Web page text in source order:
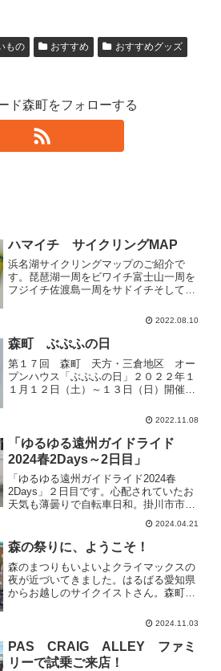
もの おすすめ
おすすめグッズ
ド森町をフォローする
ハマイチ サイクリングMAP
浜名湖サイクリングマップのご紹介で
す。琵琶湖一周をビワイチ富士山一周を
フジイチ佐渡島一周をサドイチそして、
は、いつくかのコースがあって、それぞ
方たちに必要な情報が詳しく乗...
2022.08.10
森町 ぶぷふの日
第１７回 森町 天方・三倉地区 オー
プンハウス「ぶぷふの日」２０２２年１
１月１２日（土）～１３日（日）開催で
三倉川沿いでオープンハウスが出店され
ます。アクティ森では、クラフトフェア
も開催されるようです。秋...
2022.11.08
「ゆるゆる遠州ガイドライド
2024春2Days～2日目」
「ゆるゆる遠州ガイドライド2024春
2Days」２日目です。心配されていたお
天気も薄曇りで自転車日和。掛川市市役
所を出発し、アクティ森、そして当店
へ。みなさん、無事に到着。おつかれさ
まです。今日のおやつは、ご近所の「菓
匠 あさおか」の生クリ...
2024.04.21
森の祭りに、ようこそ！
森のまつりもいよいよクライマックスの
夜が近づいてきました。はるばる愛知県
からお越しのサイクイストさん。森町フ
ので地元の人より、いいお店も場所も良
くご存じです。いつもいい情報を教えて
頂いてます。今夜は、見ご...
2024.11.03
PAS CRAIG ALLEY ファミ
リーで試乗ご来店！